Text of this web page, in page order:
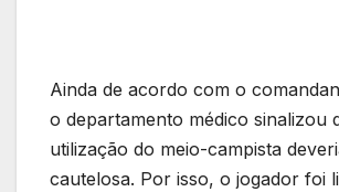
Ainda de acordo com o
o departamento médico sinalizou
utilização do meio-campista
cautelosa. Por isso, o jogador foi